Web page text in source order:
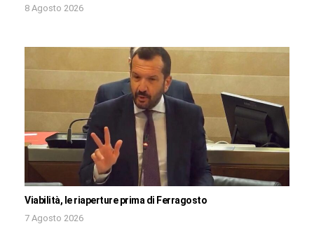
8 Agosto 2026
Viabilità, le riaperture prima di Ferragosto
7 Agosto 2026